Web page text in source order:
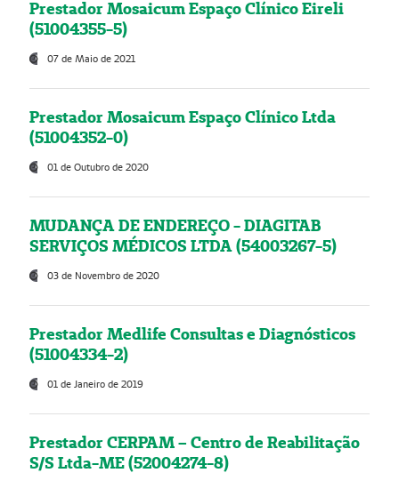
Prestador Mosaicum Espaço Clínico Eireli
(51004355-5)
07 de Maio de 2021
Prestador Mosaicum Espaço Clínico Ltda
(51004352-0)
01 de Outubro de 2020
MUDANÇA DE ENDEREÇO - DIAGITAB
SERVIÇOS MÉDICOS LTDA (54003267-5)
03 de Novembro de 2020
Prestador Medlife Consultas e Diagnósticos
(51004334-2)
01 de Janeiro de 2019
Prestador CERPAM – Centro de Reabilitação
S/S Ltda-ME (52004274-8)